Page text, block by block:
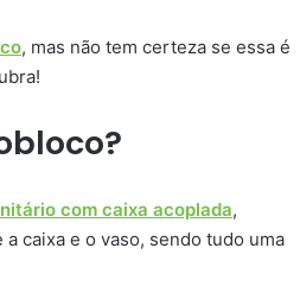
, mas não tem certeza se essa é
com caixa acoplada,
caixa e o vaso, sendo tudo uma